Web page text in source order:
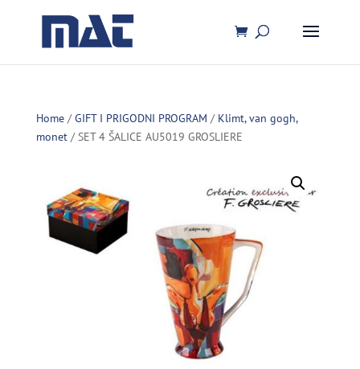
Home/GIFT I PRIGODNI PROGRAM / Klimt, van gogh,
monet/ SET 4 ŠALICE AU5019 GROSLIERE